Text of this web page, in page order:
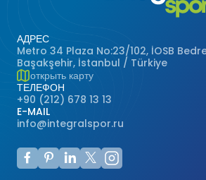
Хоккейные Поля
Бейсбольные Поля
Регби Поля
Бадминтонные Корты
АДРЕС
Metro 34 Plaza No:23/102, İOSB
Başakşehir, İstanbul / Türkiye
открыть карту
ТЕЛЕФОН
+90 (212) 678 13 13
E-MAIL
info@integralspor.ru